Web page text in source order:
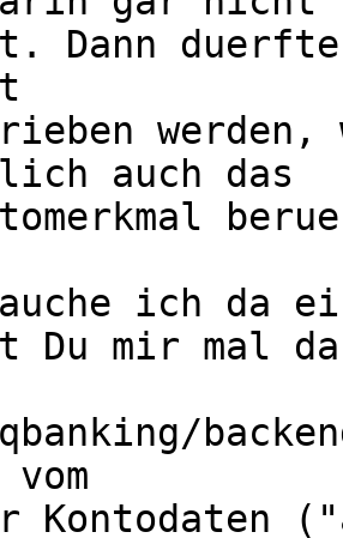
Dann
auch das
ich da
Du mir mal
Kontodaten